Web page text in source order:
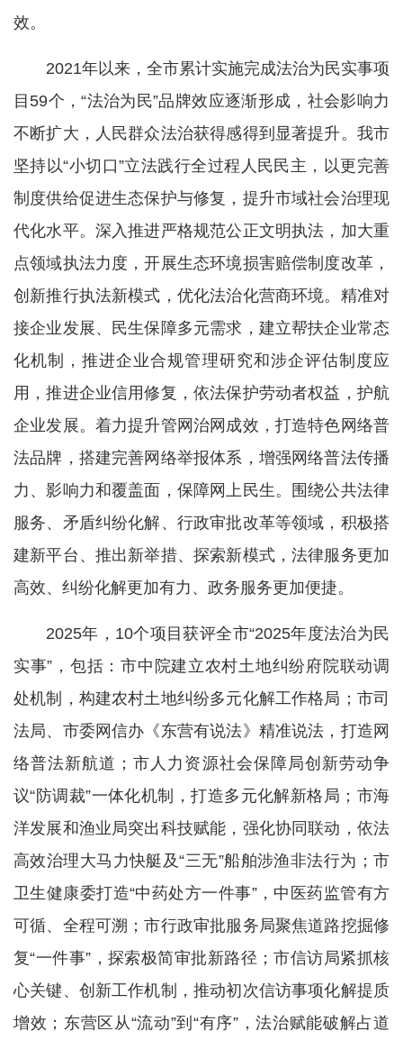
效。
2021年以来，全市累计实施完成法治为民实事项
目59个，“法治为民”品牌效应逐渐形成，社会影响力
不断扩大，人民群众法治获得感得到显著提升。我市
坚持以“小切口”立法践行全过程人民民主，以更完善
制度供给促进生态保护与修复，提升市域社会治理现
代化水平。深入推进严格规范公正文明执法，加大重
点领域执法力度，开展生态环境损害赔偿制度改革，
创新推行执法新模式，优化法治化营商环境。精准对
接企业发展、民生保障多元需求，建立帮扶企业常态
化机制，推进企业合规管理研究和涉企评估制度应
用，推进企业信用修复，依法保护劳动者权益，护航
企业发展。着力提升管网治网成效，打造特色网络普
法品牌，搭建完善网络举报体系，增强网络普法传播
力、影响力和覆盖面，保障网上民生。围绕公共法律
服务、矛盾纠纷化解、行政审批改革等领域，积极搭
建新平台、推出新举措、探索新模式，法律服务更加
高效、纠纷化解更加有力、政务服务更加便捷。
2025年，10个项目获评全市“2025年度法治为民
实事”，包括：市中院建立农村土地纠纷府院联动调
处机制，构建农村土地纠纷多元化解工作格局；市司
法局、市委网信办《东营有说法》精准说法，打造网
络普法新航道；市人力资源社会保障局创新劳动争
议“防调裁”一体化机制，打造多元化解新格局；市海
洋发展和渔业局突出科技赋能，强化协同联动，依法
高效治理大马力快艇及“三无”船舶涉渔非法行为；市
卫生健康委打造“中药处方一件事”，中医药监管有方
可循、全程可溯；市行政审批服务局聚焦道路挖掘修
复“一件事”，探索极简审批新路径；市信访局紧抓核
心关键、创新工作机制，推动初次信访事项化解提质
增效；东营区从“流动”到“有序”，法治赋能破解占道